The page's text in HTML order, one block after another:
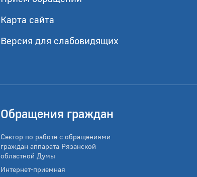
Карта сайта
Версия для слабовидящих
Обращения граждан
Сектор по работе с обращениями
граждан аппарата Рязанской
областной Думы
Интернет-приемная